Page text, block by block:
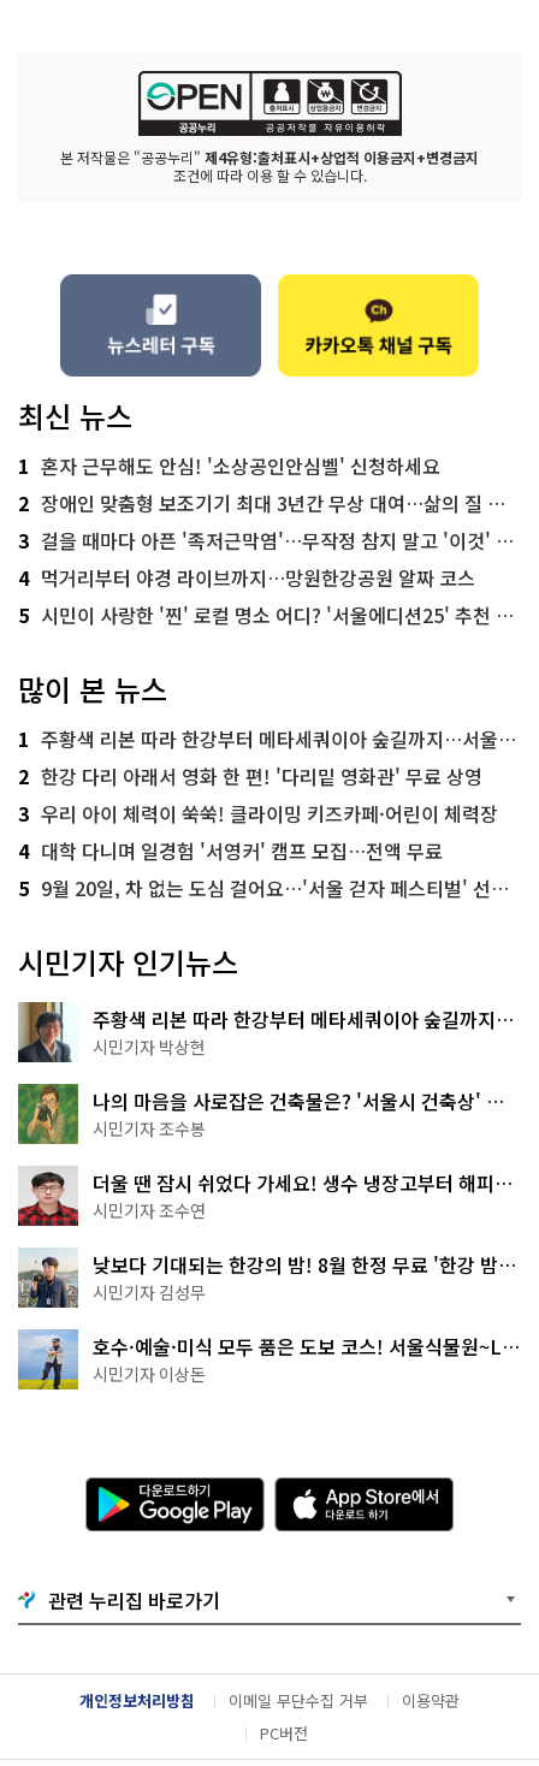
본 저작물은 "공공누리" 제4유형:출처표시+상업적 이용금지+변경금지
조건에 따라 이용 할 수 있습니다.
최신 뉴스
1 혼자 근무해도 안심! '소상공인안심벨' 신청하세요
2 장애인 맞춤형 보조기기 최대 3년간 무상 대여…삶의 질 높인다
3 걸을 때마다 아픈 '족저근막염'…무작정 참지 말고 '이것' 해보세요!
4 먹거리부터 야경 라이브까지…망원한강공원 알짜 코스
5 시민이 사랑한 '찐' 로컬 명소 어디? '서울에디션25' 추천 코스
많이 본 뉴스
1 주황색 리본 따라 한강부터 메타세쿼이아 숲길까지…서울둘레길 15코스
2 한강 다리 아래서 영화 한 편! '다리밑 영화관' 무료 상영
3 우리 아이 체력이 쑥쑥! 클라이밍 키즈카페·어린이 체력장
4 대학 다니며 일경험 '서영커' 캠프 모집…전액 무료
5 9월 20일, 차 없는 도심 걸어요…'서울 걷자 페스티벌' 선착순 5천명
시민기자 인기뉴스
주황색 리본 따라 한강부터 메타세쿼이아 숲길까지…
서울둘레길 15코스
시민기자 박상현
나의 마음을 사로잡은 건축물은? '서울시 건축상' 수
상작 공개!
시민기자 조수봉
더울 땐 잠시 쉬었다 가세요! 생수 냉장고부터 해피소
·무더위쉼터까지
시민기자 조수연
낮보다 기대되는 한강의 밤! 8월 한정 무료 '한강 밤
핑' 예약은?
시민기자 김성무
호수·예술·미식 모두 품은 도보 코스! 서울식물원~LG
아트센터~마곡테라스거리
시민기자 이상돈
다
운
로
기
G
o
g
l
e
l
A
p
p
e
서
다
운
드
관련 누리집 바로가기
개인정보처리방침 이메일 무단수집 거부
이용약관
PC버전